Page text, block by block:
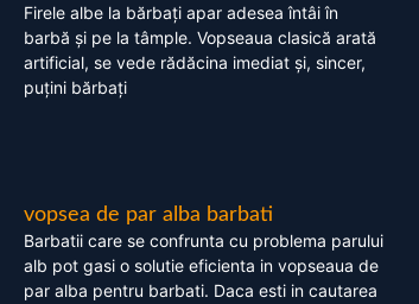
Firele albe la bărbați apar adesea întâi în
barbă și pe la tâmple. Vopseaua clasică arată
artificial, se vede rădăcina imediat și, sincer,
puțini bărbați
vopsea de par alba barbati
Barbatii care se confrunta cu problema parului
alb pot gasi o solutie eficienta in vopseaua de
par alba pentru barbati. Daca esti in cautarea